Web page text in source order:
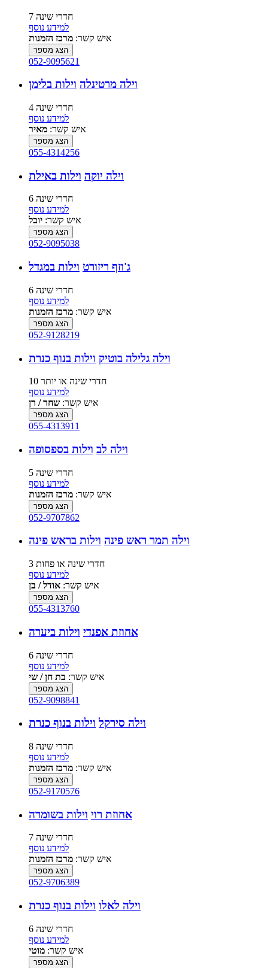
7 חדרי שינה
למידע נוסף
איש קשר: מרכז הזמנות
הצג מספר
052-9095621
וילה מרטינלה וילות בלימן
4 חדרי שינה
למידע נוסף
איש קשר: מאיר
הצג מספר
055-4314256
וילה יוקה וילות באילת
6 חדרי שינה
למידע נוסף
איש קשר: יובל
הצג מספר
052-9095038
ג'וזף ריזורט וילות במגדל
6 חדרי שינה
למידע נוסף
איש קשר: מרכז הזמנות
הצג מספר
052-9128219
וילה גלילה בוטיק וילות בנוף כנרת
10 חדרי שינה או יותר
למידע נוסף
איש קשר: שחר / רן
הצג מספר
055-4313911
וילה לב וילות בספסופה
5 חדרי שינה
למידע נוסף
איש קשר: מרכז הזמנות
הצג מספר
052-9707862
וילה תמר ראש פינה וילות בראש פינה
3 חדרי שינה או פחות
למידע נוסף
איש קשר: אודל / בן
הצג מספר
055-4313760
אחוזת אפנדי וילות ביערה
6 חדרי שינה
למידע נוסף
איש קשר: בת חן / שי
הצג מספר
052-9098841
וילה סירקל וילות בנוף כנרת
8 חדרי שינה
למידע נוסף
איש קשר: מרכז הזמנות
הצג מספר
052-9170576
אחוזת רוי וילות בשומרה
7 חדרי שינה
למידע נוסף
איש קשר: מרכז הזמנות
הצג מספר
052-9706389
וילה לאלו וילות בנוף כנרת
6 חדרי שינה
למידע נוסף
איש קשר: מוטי
הצג מספר